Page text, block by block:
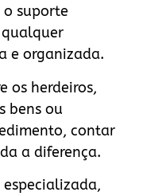
o suporte
e organizada.
os herdeiros,
bens ou
contar
a diferença.